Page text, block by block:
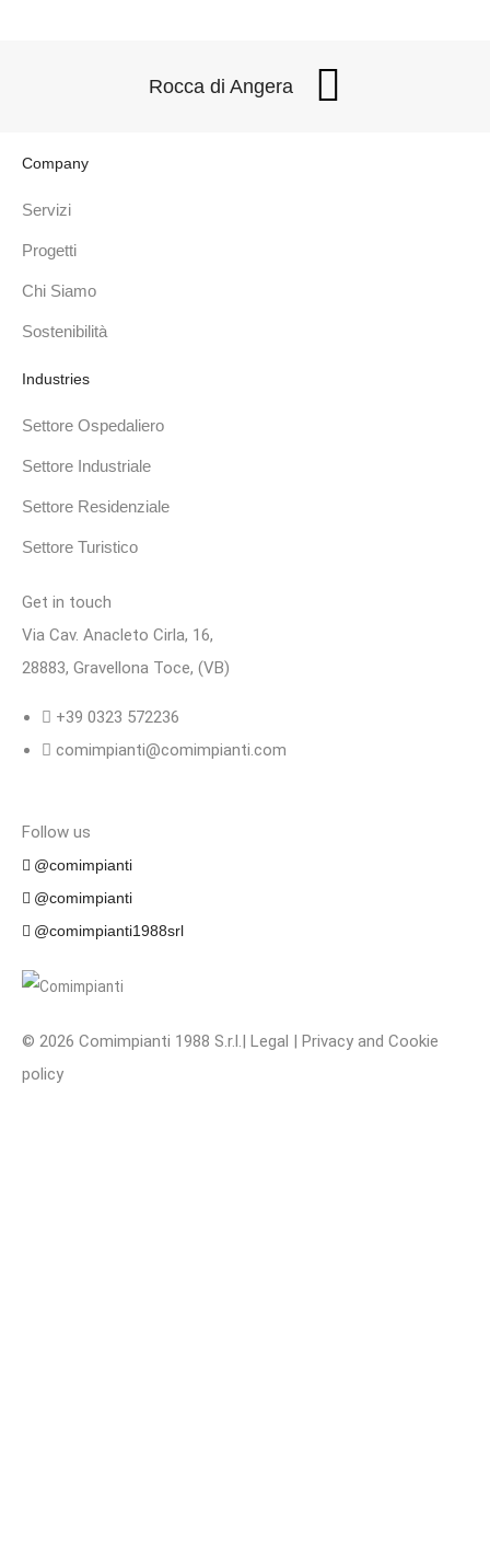
Rocca di Angera
Company
Servizi
Progetti
Chi Siamo
Sostenibilità
Industries
Settore Ospedaliero
Settore Industriale
Settore Residenziale
Settore Turistico
Get in touch
Via Cav. Anacleto Cirla, 16,
28883, Gravellona Toce, (VB)
+39 0323 572236
comimpianti@comimpianti.com
Follow us
@comimpianti
@comimpianti
@comimpianti1988srl
© 2026 Comimpianti 1988 S.r.l. Legal
Privacy and Cookie
policy